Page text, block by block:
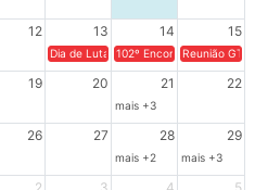
12 13 14 15
Dia de Luta em Defesa de Cuba e da
102º Encontro da
Reunião
19 20 21 22
mais +3
26 27 28 29
mais +2 mais +3